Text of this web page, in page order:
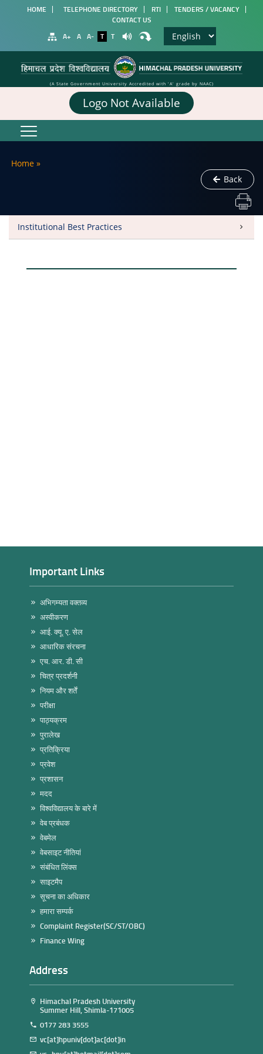
HOME TELEPHONE DIRECTORY RTI
TENDERS / VACANCY
CONTACT US
A+
A A- T T
(A State Government University Accredited with 'A' grade by NAAC)
Logo Not Available
Home »
Back
Institutional Best Practices
Important Links
अभिगम्यता वक्तव्य
अस्वीकरण
आई. क्यू. ए. सेल
आधारिक संरचना
एच. आर. डी. सी
चित्र प्रदर्शनी
नियम और शर्तें
परीक्षा
पाठ्यक्रम
पुरालेख
प्रतिक्रिया
प्रवेश
प्रशासन
मदद
विश्वविद्यालय के बारे में
वेब प्रबंधक
वेबमेल
वेबसाइट नीतियां
संबंधित लिंक्स
साइटमैप
सूचना का अधिकार
हमारा सम्पर्क
Complaint Register(SC/ST/OBC)
Finance Wing
Address
Himachal Pradesh University
Summer Hill, Shimla-171005
0177 283 3555
vc[at]hpuniv[dot]ac[dot]in